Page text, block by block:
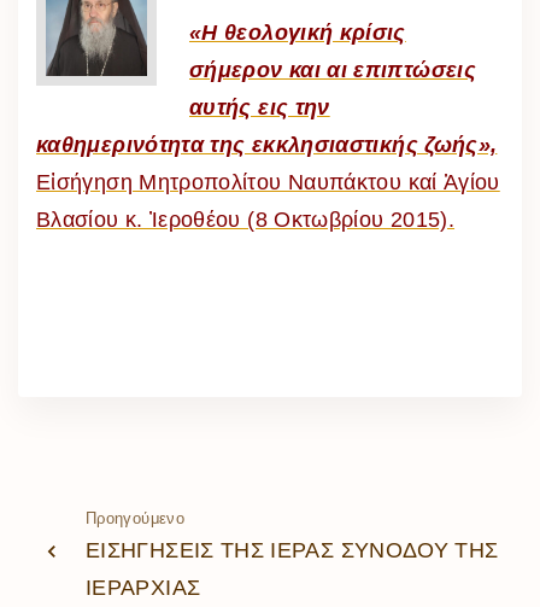
«Η θεολογική κρίσις
σήμερον και αι επιπτώσεις
αυτής εις την
καθημερινότητα της εκκλησιαστικής ζωής»,
Εἰσήγηση Μητροπολίτου Ναυπάκτου καί Ἁγίου
Βλασίου κ. Ἰεροθέου (8 Οκτωβρίου 2015).
Προηγούμενο
ΕΙΣΗΓΗΣΕΙΣ ΤΗΣ ΙΕΡΑΣ ΣΥΝΟΔΟΥ ΤΗΣ
ΙΕΡΑΡΧΙΑΣ